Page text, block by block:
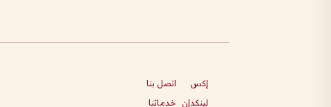
إكس
لينكدإن
اتصل بنا
خدماتنا